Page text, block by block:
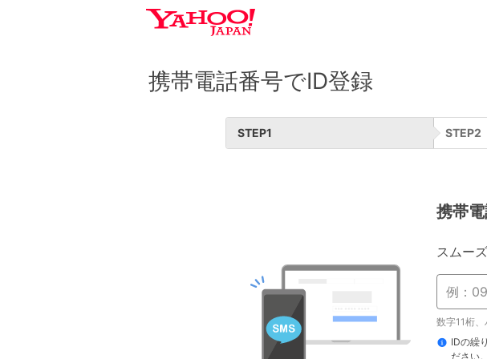
携帯電話番号でID登録
STEP1 STEP2
携帯
スムー
数字11桁
IDの繰
ださい。